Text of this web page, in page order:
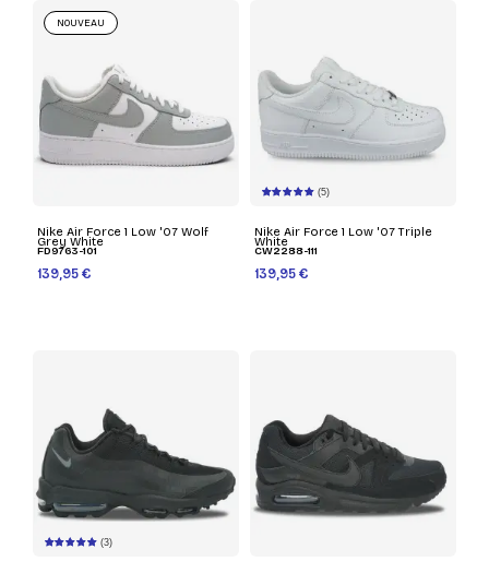
Nike Air Force 1 Low '07 Wolf
Grey White
FD9763-101
139,95 €
NOUVEAU
(5)
Nike Air Force 1 Low '07 Triple
White
CW2288-111
139,95 €
(3)